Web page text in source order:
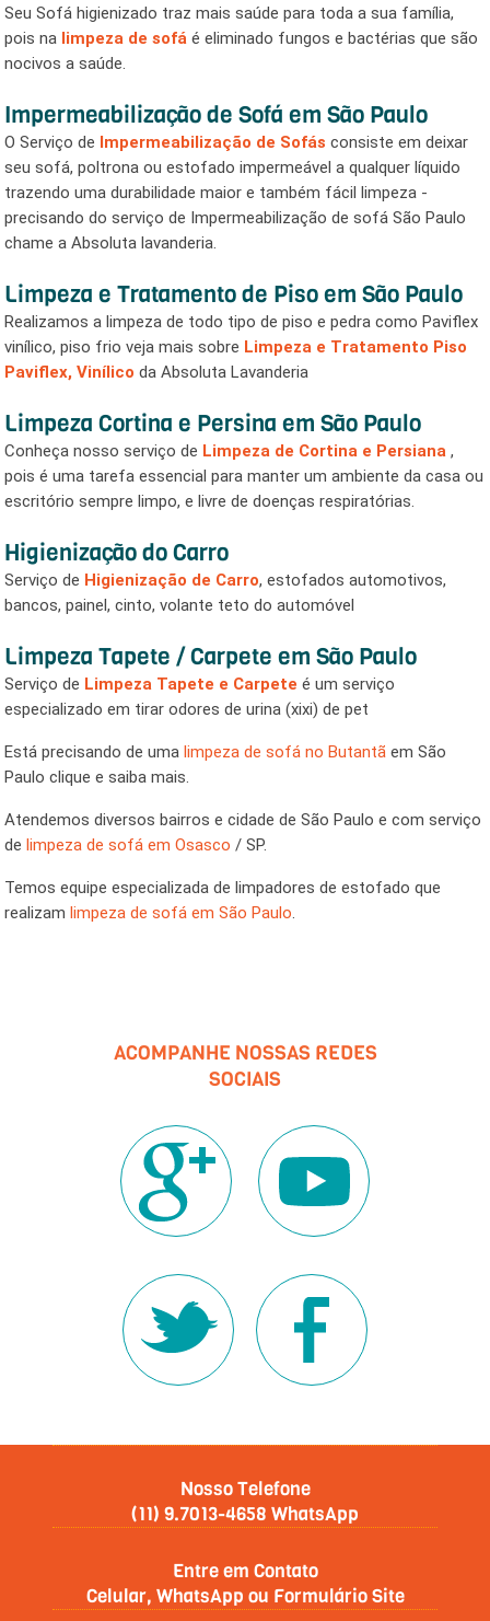
fazemos a remoção de mancha do tapete completa.
LAVAGEM DE SOFÁ EM SÃO PAULO
pois nalimpeza de sofá é eliminado fungos e bactérias que
são nocivos a saúde.
IMPERMEABILIZAÇÃO DE SOFÁ EM
SÃO PAULO
O Serviço deImpermeabilização de Sofás
trazendo uma durabilidade maior e também fácil limpeza -
precisando do serviço de Impermeabilização de sofá São Paulo
chame a Absoluta lavanderia.
LIMPEZA E TRATAMENTO DE PISO
Realizamos a limpeza de todo tipo de piso e pedra como
Paviflex vinílico, piso frio veja mais sobre Limpeza e
Tratamento Piso Paviflex, Vinílico
da Absoluta Lavanderia
LIMPEZA CORTINA E PERSINA EM
SÃO PAULO
Conheça nosso serviço de Limpeza de Cortina e Persiana
pois é uma tarefa essencial para manter um ambiente da casa
ou escritório sempre limpo, e livre de doenças respiratórias.
HIGIENIZAÇÃO DO CARRO
Serviço deHigienização de Carro , estofados automotivos,
bancos, painel, cinto, volante teto do automóvel
LIMPEZA TAPETE / CARPETE EM SÃO
Serviço deLimpeza Tapete e Carpete
Está precisando de umalimpeza de sofá no Butantã
Temos equipe especializada de limpadores de estofado que
limpeza de sofá em São Paulo
Formas de Pagamento - Cartão de Crédito e Débito ou Dinheiro
Acompanhe nossas Redes Sociais
Nosso Telefone
(11) 9.7013-4658 WhatsApp
Celular, WhatsApp ou Formulário Site
Atendimento
Segunda à Sexta 8hs às 18hs e Sábado 8hs às 14hs